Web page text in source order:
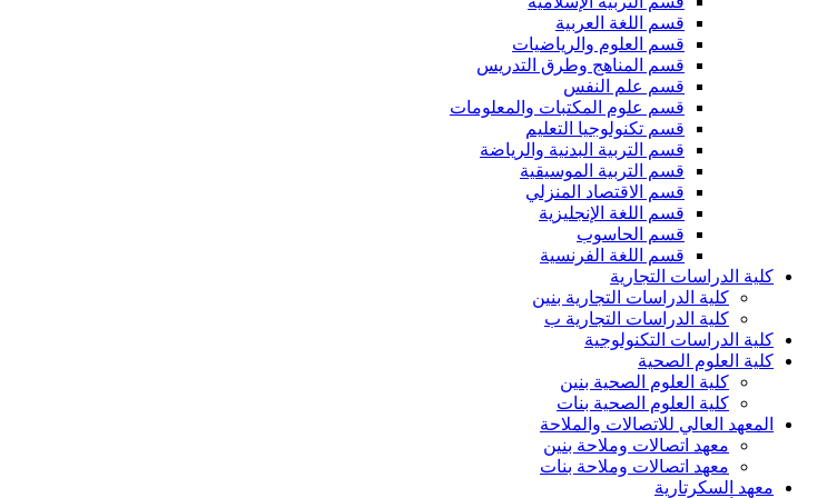
قسم اللغة العربية
قسم العلوم والرياضيات
قسم المناهج وطرق التدريس
قسم علم النفس
قسم علوم المكتبات والمعلومات
قسم تكنولوجيا التعليم
قسم التربية البدنية والرياضة
قسم التربية الموسيقية
قسم الاقتصاد المنزلي
قسم اللغة الإنجليزية
قسم الحاسوب
قسم اللغة الفرنسية
كلية الدراسات التجارية
كلية الدراسات التجارية بنين
كلية الدراسات التجارية ب
كلية الدراسات التكنولوجية
كلية العلوم الصحية
كلية العلوم الصحية بنين
كلية العلوم الصحية بنات
المعهد العالي للاتصالات والملاحة
معهد اتصالات وملاحة بنين
معهد اتصالات وملاحة بنات
معهد السكرتارية